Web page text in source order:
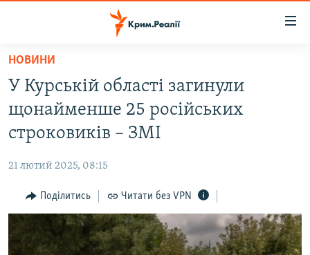
Перейти
основного
матеріалу
до
основної
Перейти
до
ВОДА.КРИМ
БЛОГИ
ПОГЛЯД
ІНТЕРВ'Ю
ВСЕ ЗА ДЕНЬ
НОВИНИ
У Курській області загинули
щонайменше 25 російських
строковиків – ЗМІ
21 лютий 2025, 08:15
Поділитись Читати без VPN